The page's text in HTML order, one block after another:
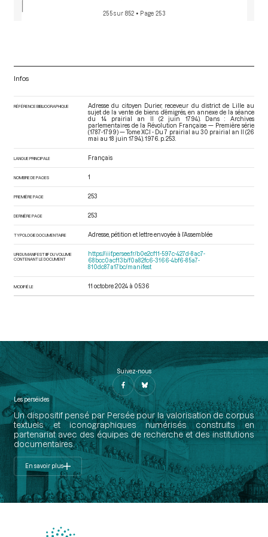
255 sur 852 • Page 253
Infos
RÉFÉRENCE BIBLIOGRAPHIQUE
Adresse du citoyen Durier, receveur du district de Lille au
sujet de la vente de biens d’émigrés, en annexe de la séance
du 14 prairial an II (2 juin 1794). Dans : Archives
parlementaires de la Révolution Française — Première série
(1787-1799) — Tome XCI - Du 7 prairial au 30 prairial an II (26
mai au 18 juin 1794) . 1976. p. 253.
LANGUE PRINCIPALE Français
NOMBRE DE PAGES 1
PREMIÈRE PAGE 253
DERNIÈRE PAGE 253
TYPOLOGIE DOCUMENTAIRE Adresse, pétition et lettre envoyée à l’Assemblée
URI DU MANIFEST IIIF DU VOLUME
CONTENANT LE DOCUMENT
https://iiif.persee.fr/b0e2cf11-597c-427d-8ac7-
68bcc0acf13b/f0a82fc6-3166-4bf6-85a7-
810dc87a17bc/manifest
MODIFIÉ LE 11 octobre 2024 à 05:36
Suivez-nous
Les perséides
Un dispositif pensé par Persée pour la valorisation de corpus
textuels et iconographiques numérisés construits en
partenariat avec des équipes de recherche et des institutions
documentaires.
En savoir plus